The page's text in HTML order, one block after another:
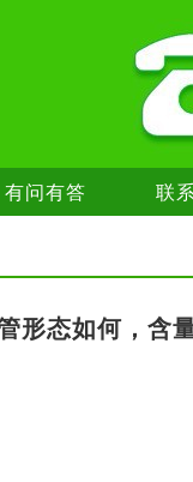
有问有答 联
形态如何，含